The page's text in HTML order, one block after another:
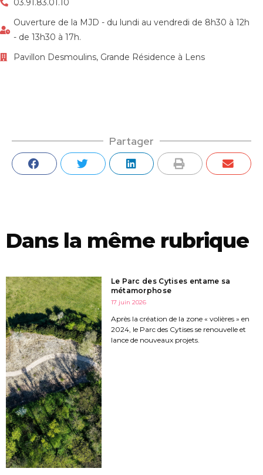
03.91.83.01.10
Ouverture de la MJD - du lundi au vendredi de 8h30 à 12h
- de 13h30 à 17h.
Pavillon Desmoulins, Grande Résidence à Lens
Partager
Dans la même rubrique
Le Parc des Cytises entame sa
métamorphose
17 juin 2026
Après la création de la zone « volières » en
2024, le Parc des Cytises se renouvelle et
lance de nouveaux projets.